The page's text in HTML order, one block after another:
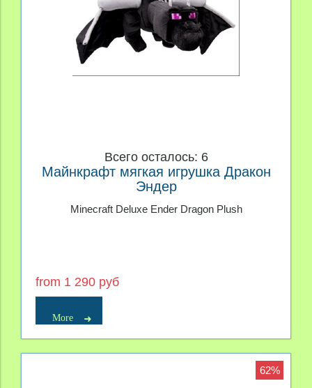
Всего осталось: 6
Майнкрафт мягкая игрушка Дракон
Эндер
Minecraft Deluxe Ender Dragon Plush
from 1 290 руб
More
62%